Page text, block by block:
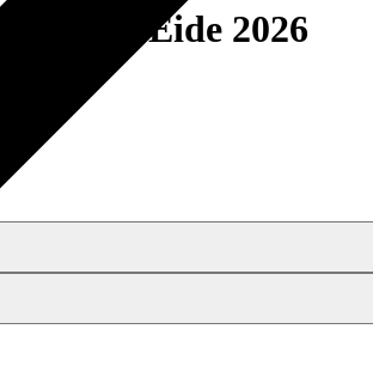
Eide 2026